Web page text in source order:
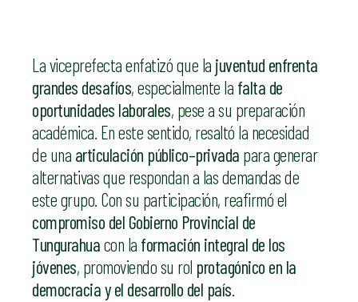
La viceprefecta enfatizó que la juventud enfrenta
grandes desafíos, especialmente la falta de
oportunidades laborales, pese a su preparación
académica. En este sentido, resaltó la necesidad
de una articulación público–privada para generar
alternativas que respondan a las demandas de
este grupo. Con su participación, reafirmó el
compromiso del Gobierno Provincial de
Tungurahuacon la formación integral de los
jóvenes, promoviendo su rol protagónico en la
democracia y el desarrollo del país.